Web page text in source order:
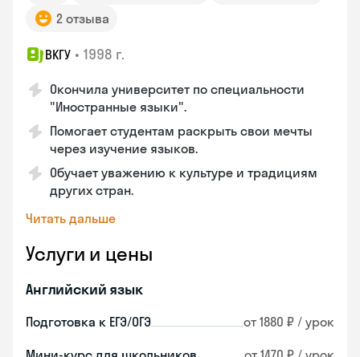
2 отзыва
ВКГУ • 1998 г.
Окончила университет по специальности
"Иностранные языки".
Помогает студентам раскрыть свои мечты
через изучение языков.
Обучает уважению к культуре и традициям
других стран.
Читать дальше
Услуги и цены
Английский язык
Подготовка к ЕГЭ/ОГЭ от 1880 ₽ / урок